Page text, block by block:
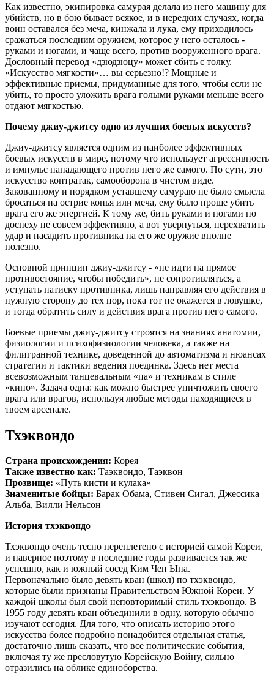
Как известно, экипировка самурая делала из него машину для
убийств, но в бою бывает всякое, и в нередких случаях, когда
воин оставался без меча, кинжала и лука, ему приходилось
сражаться последним оружием, которое у него осталось -
руками и ногами, и чаще всего, против вооруженного врага.
Дословный перевод «дзюдзюцу» может сбить с толку.
«Искусство мягкости»… вы серьезно!? Мощные и
эффективные приемы, придуманные для того, чтобы если не
убить, то просто уложить врага голыми руками меньше всего
отдают мягкостью.
Почему джиу-джитсу одно из лучших боевых искусств?
Джиу-джитсу является одним из наиболее эффективных
боевых искусств в мире, потому что использует агрессивность
и импульс нападающего против него же самого. По сути, это
искусство контратак, самооборона в чистом виде.
Закованному и порядком уставшему самураю не было смысла
бросаться на острие копья или меча, ему было проще убить
врага его же энергией. К тому же, бить руками и ногами по
доспеху не совсем эффективно, а вот увернуться, перехватить
удар и насадить противника на его же оружие вполне
полезно.
Основной принцип джиу-джитсу - «не идти на прямое
противостояние, чтобы победить», не сопротивляться, а
уступать натиску противника, лишь направляя его действия в
нужную сторону до тех пор, пока тот не окажется в ловушке,
и тогда обратить силу и действия врага против него самого.
Боевые приемы джиу-джитсу строятся на знаниях анатомии,
физиологии и психофизиологии человека, а также на
филигранной технике, доведенной до автоматизма и нюансах
стратегии и тактики ведения поединка. Здесь нет места
всевозможным танцевальным «па» и техникам в стиле
«кино». Задача одна: как можно быстрее уничтожить своего
врага или врагов, используя любые методы находящиеся в
твоем арсенале.
Тхэквондо
Страна происхождения: Корея
Также известно как: Таэквондо, Таэквон
Прозвище: «Путь кисти и кулака»
Знаменитые бойцы: Барак Обама, Стивен Сигал, Джессика
Альба, Вилли Нельсон
История тхэквондо
Тхэквондо очень тесно переплетено с историей самой Кореи,
и наверное поэтому в последние годы развивается так же
успешно, как и южный сосед Ким Чен Ына.
Первоначально было девять кван (школ) по тхэквондо,
которые были признаны Правительством Южной Кореи. У
каждой школы был свой неповторимый стиль тхэквондо. В
1955 году девять кван объединили в одну, которую обычно
изучают сегодня. Для того, что описать историю этого
искусства более подробно понадобится отдельная статья,
достаточно лишь сказать, что все политические события,
включая ту же пресловутую Корейскую Войну, сильно
отразились на облике единоборства.